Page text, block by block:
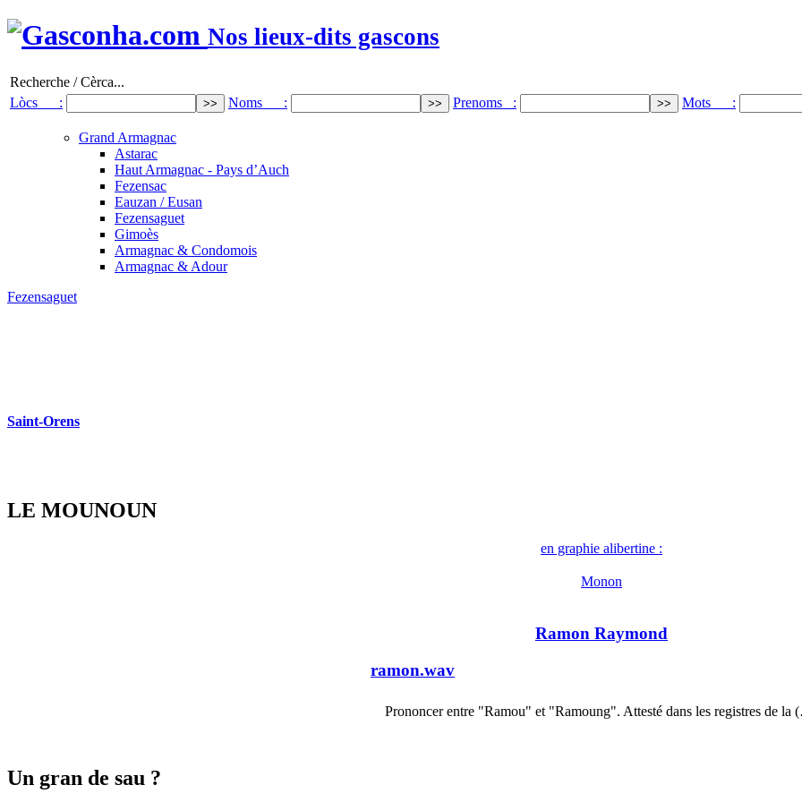
Nos lieux-dits gascons
Recherche / Cèrca...
Lòcs :
Noms : Prenoms : Mots :
Grand Armagnac
Astarac
Haut Armagnac - Pays d’Auch
Fezensac
Eauzan / Eusan
Fezensaguet
Gimoès
Armagnac & Condomois
Armagnac & Adour
Fezensaguet
Saint-Orens
LE MOUNOUN
en graphie alibertine :
Monon
Ramon Raymond
ramon.wav
Prononcer entre "Ramou" et "Ramoung". Attesté dans les registres de la
Un gran de sau ?